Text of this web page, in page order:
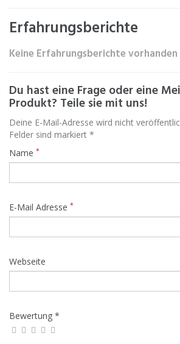
Erfahrungsberichte
Keine Erfahrungsberichte vorhanden
Du hast eine Frage oder eine
Produkt? Teile sie mit uns!
Deine E-Mail-Adresse wird nicht
Felder sind markiert *
Name *
E-Mail Adresse *
Webseite
Bewertung *